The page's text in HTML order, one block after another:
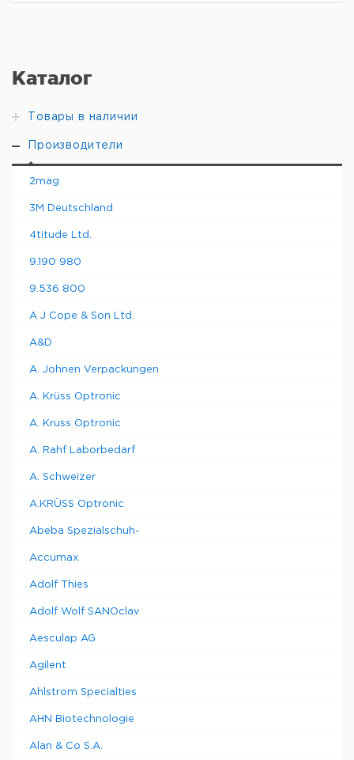
Каталог
Товары в наличии
Производители
2mag
3M Deutschland
4titude Ltd.
9.190 980
9.536 800
A J Cope & Son Ltd.
A&D
A. Johnen Verpackungen
A. Krüss Optronic
A. Kruss Optronic
A. Rahf Laborbedarf
A. Schweizer
A.KRÜSS Optronic
Abeba Spezialschuh-
Accumax
Adolf Thies
Adolf Wolf SANOclav
Aesculap AG
Agilent
Ahlstrom Specialties
AHN Biotechnologie
Alan & Co S.A.